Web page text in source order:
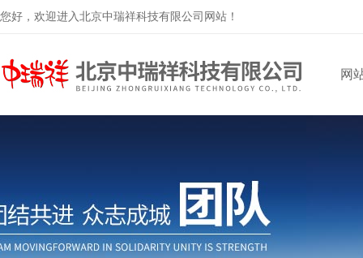
您好，欢迎进入北京中瑞祥科技有限公司网站！
网